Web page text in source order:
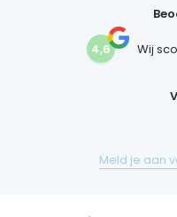
4,6 Wij
Meld je aan